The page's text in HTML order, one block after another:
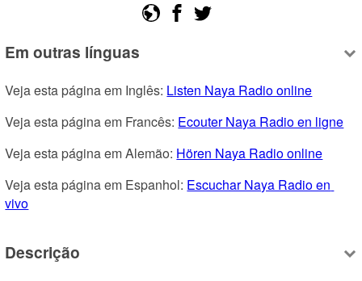
Em outras línguas
Veja esta página em Inglês: Listen Naya Radio online
Veja esta página em Francês: Ecouter Naya Radio en ligne
Veja esta página em Alemão: Hören Naya Radio online
Veja esta página em Espanhol: Escuchar Naya Radio en
vivo
Descrição